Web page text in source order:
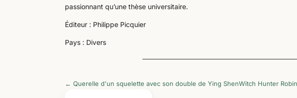
passionnant qu’une thèse universitaire.
Éditeur : Philippe Picquier
Pays : Divers
←Querelle d'un squelette avec son double de Ying ShenWitch Hunter